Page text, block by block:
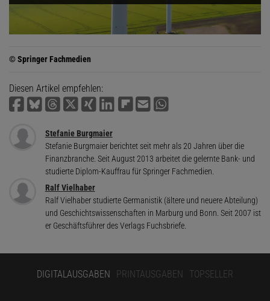
© Springer Fachmedien
Diesen Artikel empfehlen:
Stefanie Burgmaier
Stefanie Burgmaier berichtet seit mehr als 20 Jahren über die
Finanzbranche. Seit August 2013 arbeitet die gelernte Bank- und
studierte Diplom-Kauffrau für Springer Fachmedien.
Ralf Vielhaber
Ralf Vielhaber studierte Germanistik (ältere und neuere Abteilung)
und Geschichtswissenschaften in Marburg und Bonn. Seit 2007 ist
er Geschäftsführer des Verlags Fuchsbriefe.
DIGITALAUSGABEN PRINTAUSGABEN TOPSELLER